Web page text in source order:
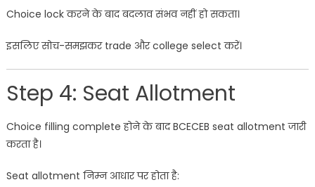
Choice lock करने के बाद बदलाव संभव नहीं हो सकता।
इसलिए सोच-समझकर trade और college select करें।
Step 4: Seat Allotment
Choice filling complete होने के बाद BCECEB seat allotment जारी
करता है।
Seat allotment निम्न आधार पर होता है: